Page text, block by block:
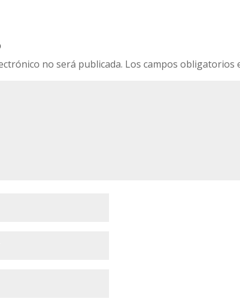
no será publicada. Los campos obligatorios